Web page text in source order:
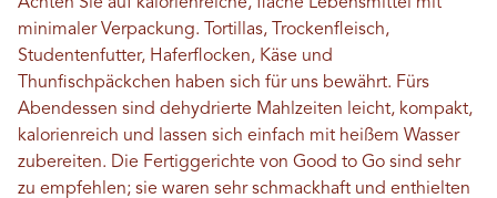
Achten Sie auf kalorienreiche, flache Lebensmittel mit
minimaler Verpackung. Tortillas, Trockenfleisch,
Studentenfutter, Haferflocken, Käse und
Thunfischpäckchen haben sich für uns bewährt. Fürs
Abendessen sind dehydrierte Mahlzeiten leicht, kompakt,
kalorienreich und lassen sich einfach mit heißem Wasser
zubereiten. Die Fertiggerichte von Good to Go sind sehr
zu empfehlen; sie waren sehr schmackhaft und enthielten